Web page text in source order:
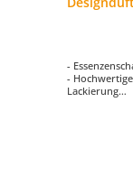
-
-
Lackierung